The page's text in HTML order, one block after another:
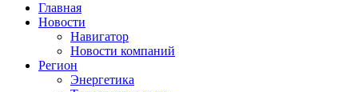
Главная
Новости
Навигатор
Новости компаний
Регион
Энергетика